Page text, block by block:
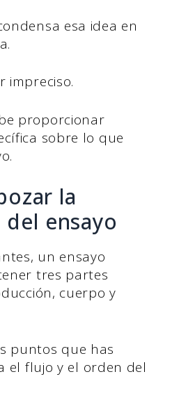
esa idea en
impreciso.
proporcionar
sobre lo que
la
ensayo
un ensayo
tres partes
cuerpo y
puntos que has
el flujo y el orden del